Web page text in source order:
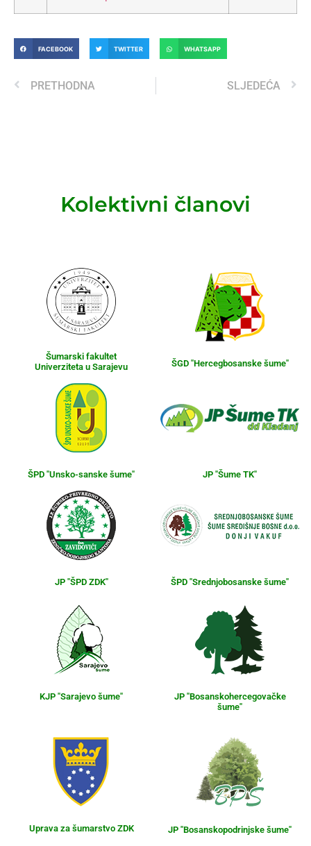
FACEBOOK TWITTER WHATSAPP
PRETHODNA SLJEDEĆA
Kolektivni članovi
Šumarski fakultet
Univerziteta u Sarajevu
ŠGD "Hercegbosanske šume"
ŠPD "Unsko-sanske šume" JP "Šume TK"
JP "ŠPD ZDK" ŠPD "Srednjobosanske šume"
KJP "Sarajevo šume"
JP "Bosanskohercegovačke
šume"
Uprava za šumarstvo ZDK JP "Bosanskopodrinjske šume"